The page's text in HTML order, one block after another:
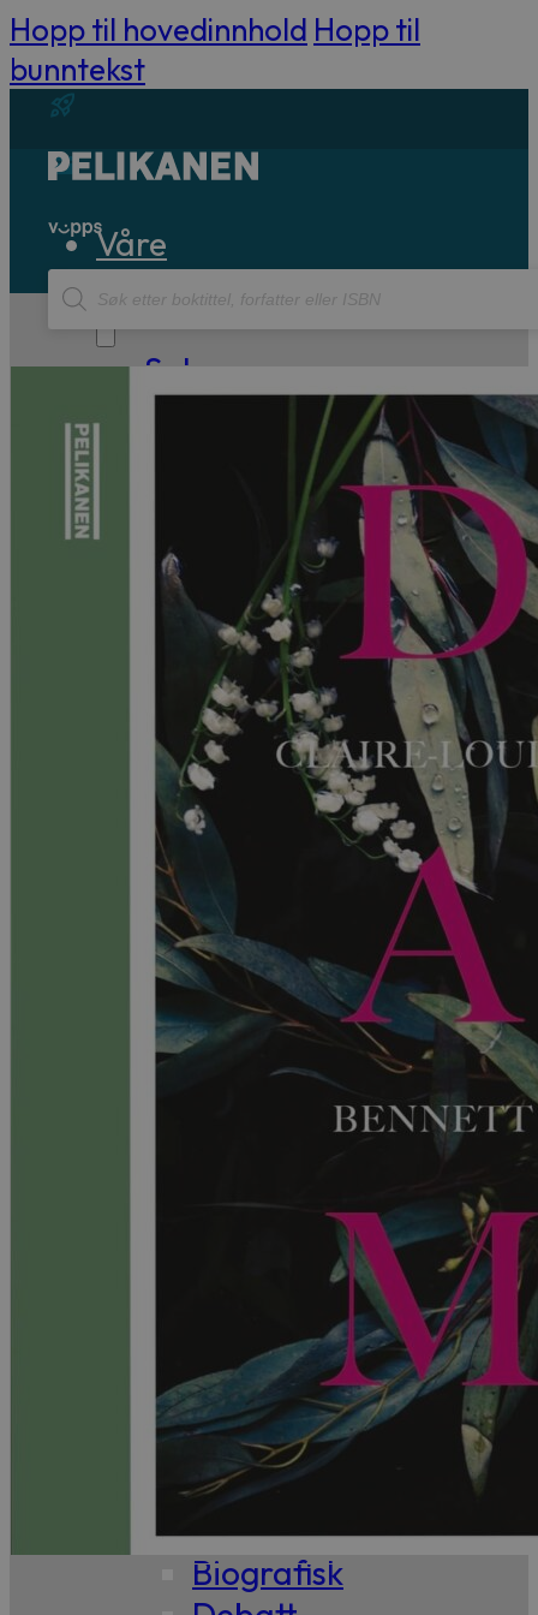
Hopp til hovedinnhold Hopp til
bunntekst
Våre
bøker
Sakprosa
Biografisk
Kritikk
Samfunn
Skjønnlitteratur
Krim
Noveller
Roman
Annet
Outlet
— kvalitetslitteratur
til
bøker
Sakprosa
Biografisk
Products
search